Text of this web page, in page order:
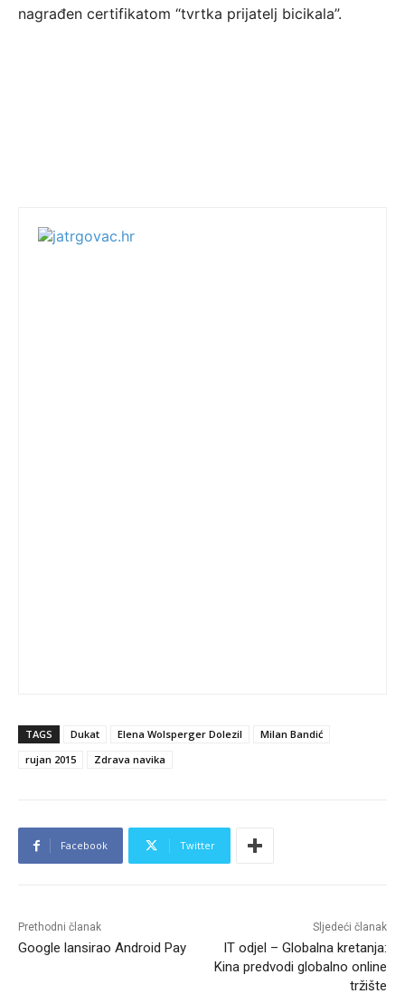
nagrađen certifikatom “tvrtka prijatelj bicikala”.
TAGS Dukat Elena Wolsperger Dolezil
Milan Bandić
rujan 2015
Zdrava navika
Facebook Twitter
Prethodni članak
Google lansirao Android Pay
Sljedeći članak
IT odjel – Globalna kretanja:
Kina predvodi globalno online
tržište